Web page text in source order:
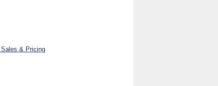
& Pricing